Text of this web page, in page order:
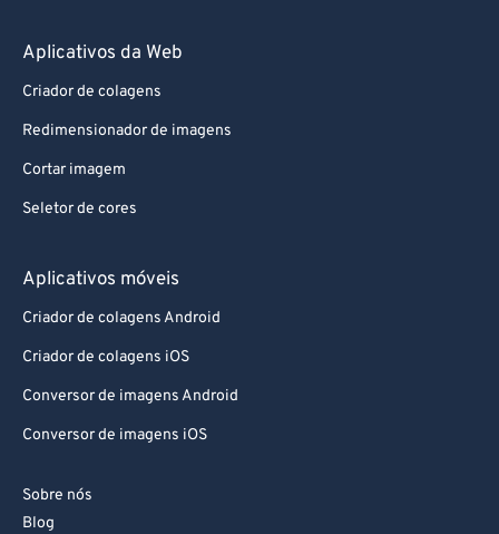
Aplicativos da Web
Criador de colagens
Redimensionador de imagens
Cortar imagem
Seletor de cores
Aplicativos móveis
Criador de colagens Android
Criador de colagens iOS
Conversor de imagens Android
Conversor de imagens iOS
Sobre nós
Blog